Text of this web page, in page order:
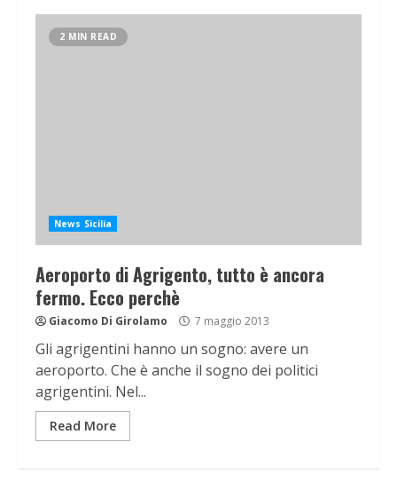
2 MIN READ
News Sicilia
Aeroporto di Agrigento, tutto è ancora
fermo. Ecco perchè
Giacomo Di Girolamo 7 maggio 2013
Gli agrigentini hanno un sogno: avere un
aeroporto. Che è anche il sogno dei politici
agrigentini. Nel...
Read More